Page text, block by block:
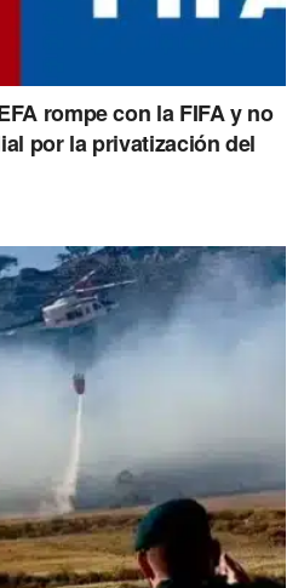
rompe con la FIFA y no
por la privatización del